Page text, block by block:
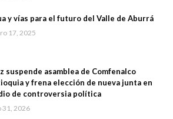
y vías para el futuro del Valle de Aburrá
17, 2025
suspende asamblea de Comfenalco
y frena elección de nueva junta en
de controversia política
31, 2026